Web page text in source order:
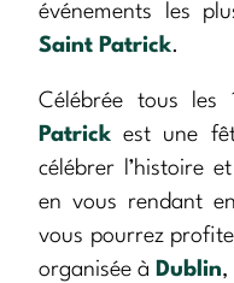
événements les
Saint Patrick.
Célébrée tous les
Patrick est une
célébrer l’histoire
en vous rendant
vous pourrez
organisée à Dublin,